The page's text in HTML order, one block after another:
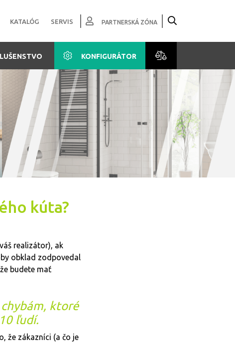
KATALÓG SERVIS PARTNERSKÁ ZÓNA
KONFIGURÁTOR
kúta?
realizátor), ak
obklad zodpovedal
budete mať
ktoré
ľudí.
že zákazníci (a čo je